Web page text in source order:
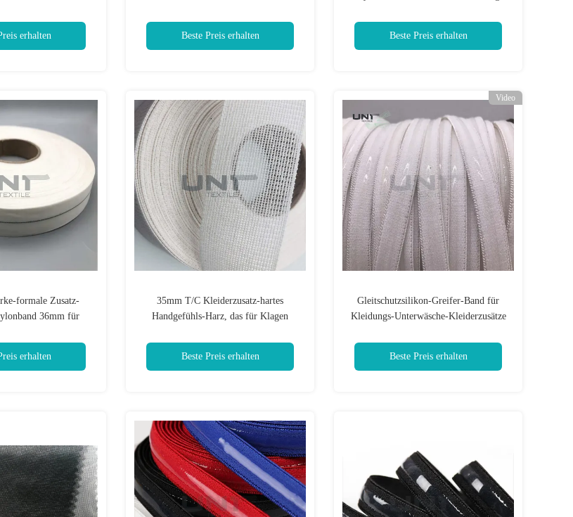
erhalten Beste Preis erhalten Beste Preis erhalten
formale Zusatz-
36mm für
erhalten
35mm T/C Kleiderzusatz-hartes
Handgefühls-Harz, das für Klagen
Beste Preis erhalten
Video
Gleitschutzsilikon-Greifer-Band für
Kleidungs-Unterwäsche-Kleiderzusätze
Beste Preis erhalten